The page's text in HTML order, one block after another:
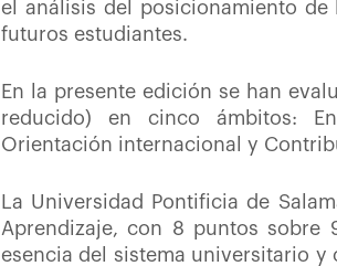
el análisis del posicionamiento
futuros estudiantes.
En la presente edición se han
reducido) en cinco ámbitos:
Orientación internacional y
La Universidad Pontificia de
Aprendizaje, con 8 puntos sobre
esencia del sistema universitario